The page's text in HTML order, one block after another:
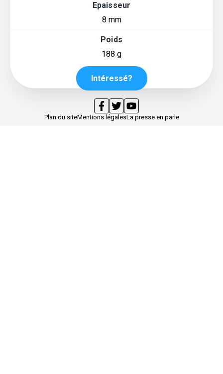
Epaisseur
8 mm
Poids
188 g
Intéressé?
Plan du siteMentions légalesLa presse en parle